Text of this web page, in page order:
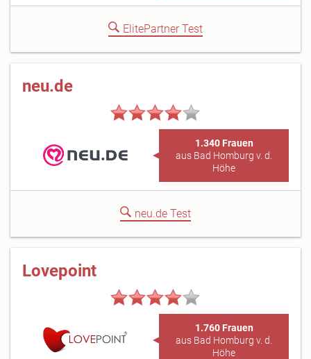
ElitePartner Test
neu.de
1.340 Frauen
aus Bad Homburg v. d.
Höhe
neu.de Test
Lovepoint
1.760 Frauen
aus Bad Homburg v. d.
Höhe